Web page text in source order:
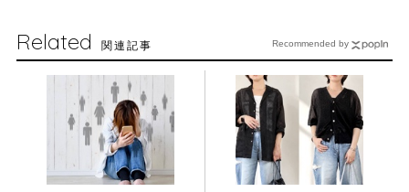
Related 関連記事 Recommended by